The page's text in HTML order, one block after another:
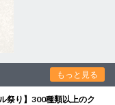
もっと見る
祭り】300種類以上のク